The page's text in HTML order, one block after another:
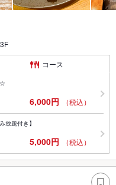
コース
☆
6,000円 （税込）
題付き】
5,000円 （税込）